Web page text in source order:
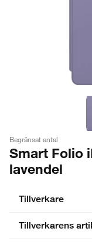
Begränsat antal
Smart Folio
lavendel
Tillverkare
Tillverkarens